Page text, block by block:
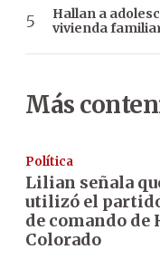
Hallan a
vivienda
Más
Política
Lilian señala
utilizó el
de comando de
Colorado